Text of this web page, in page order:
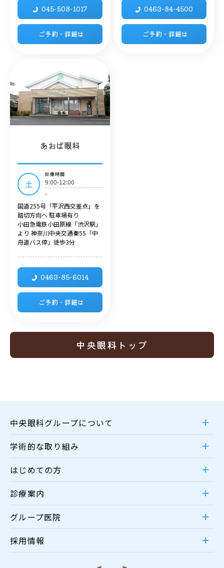
045-508-1017
ご予約・詳細は
0463-84-4500
ご予約・詳細は
あおば眼科
土
診療時間
9:00-12:00
-
国道255号「平沢西交差点」を
踏切方向へ 駐車場有り
小田急電鉄小田原線「渋沢駅」
より 神奈川中央交通秦55「中
舟道バス停」徒歩3分
0463-85-6014
ご予約・詳細は
中央眼科トップ
中央眼科グループについて
学術的な取り組み
はじめての方
診療案内
グループ医院
採用情報